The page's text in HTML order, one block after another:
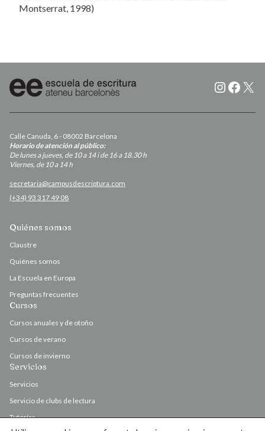
Montserrat, 1998)
X
Calle Canuda, 6 - 08002 Barcelona
Horario de atención al público:
De lunes a jueves, de 10 a 14 i de 16 a 18.30 h
Viernes, de 10 a 14 h
secretaria@campusdescriptura.com
(+34) 93 317 49 08
Quiénes somos
Claustre
Quiénes somos
La Escuela en Europa
Preguntas frecuentes
Cursos
Cursos anuales y de otoño
Cursos de verano
Cursos de invierno
Servicios
Servicios
Servicio de clubs de lectura
Tutorías